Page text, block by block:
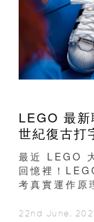
LEGO 最
世紀復古
最近 LEGO
回憶裡！
考真實運作原
22nd June,